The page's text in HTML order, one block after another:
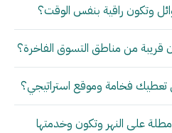
وتكون راقية بنفس الوقت؟
قريبة من مناطق التسوق الفاخرة؟
تعطيك فخامة وموقع استراتيجي؟
على النهر وتكون وخدمتها